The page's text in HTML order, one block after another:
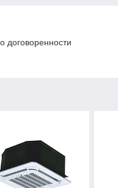
договоренности